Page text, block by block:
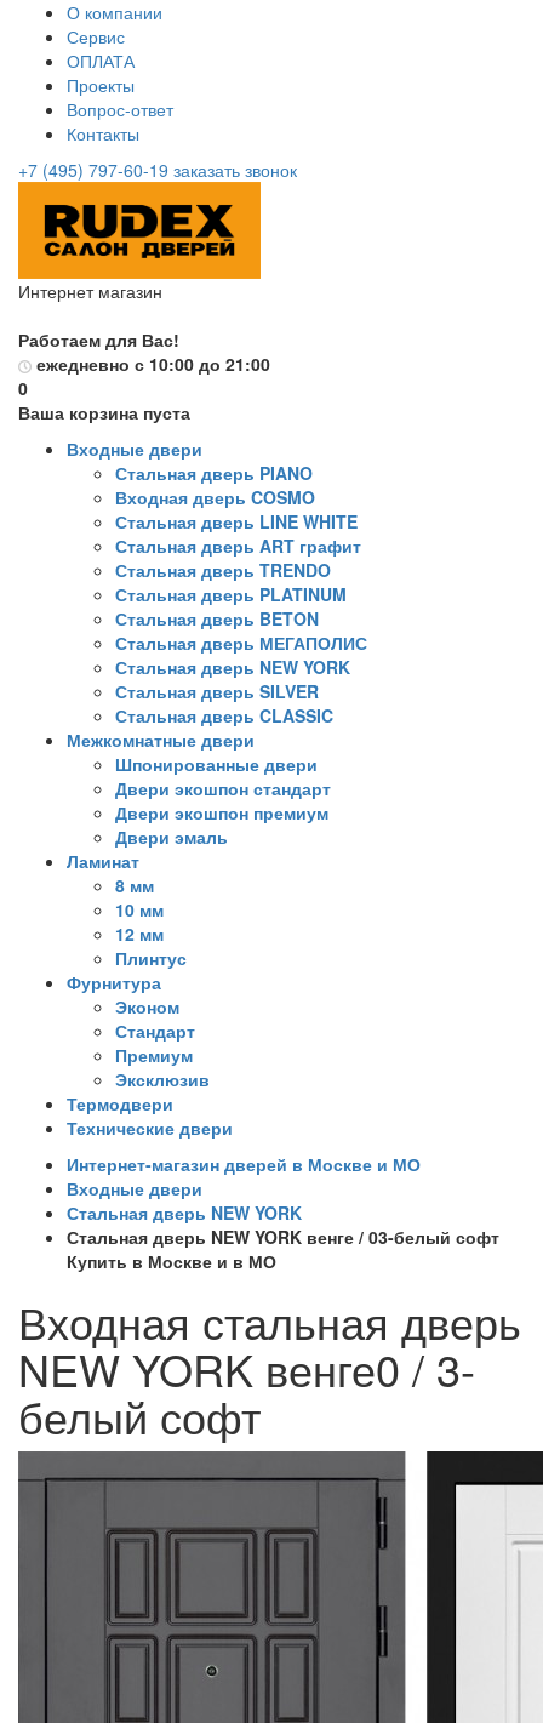
О компании
Сервис
ОПЛАТА
Проекты
Вопрос-ответ
Контакты
+7 (495) 797-60-19 заказать звонок
Интернет магазин
Работаем для Вас!
ежедневно с 10:00 до 21:00
0
Ваша корзина пуста
Входные двери
Стальная дверь PIANO
Входная дверь COSMO
Стальная дверь LINE WHITE
Стальная дверь ART графит
Стальная дверь TRENDO
Стальная дверь PLATINUM
Стальная дверь BETON
Стальная дверь МЕГАПОЛИС
Стальная дверь NEW YORK
Стальная дверь SILVER
Стальная дверь CLASSIC
Межкомнатные двери
Шпонированные двери
Двери экошпон стандарт
Двери экошпон премиум
Двери эмаль
Ламинат
8 мм
10 мм
12 мм
Плинтус
Фурнитура
Эконом
Стандарт
Премиум
Эксклюзив
Термодвери
Технические двери
Интернет-магазин дверей в Москве и МО
Входные двери
Стальная дверь NEW YORK
Стальная дверь NEW YORK венге / 03-белый софт
Купить в Москве и в МО
Входная стальная дверь
NEW YORK венге0 / 3-
белый софт